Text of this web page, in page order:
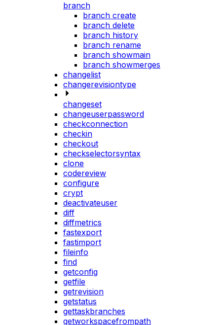
branch
branch create
branch delete
branch history
branch rename
branch showmain
branch showmerges
changelist
changerevisiontype
changeset
changeuserpassword
checkconnection
checkin
checkout
checkselectorsyntax
clone
codereview
configure
crypt
deactivateuser
diff
diffmetrics
fastexport
fastimport
fileinfo
find
getconfig
getfile
getrevision
getstatus
gettaskbranches
getworkspacefrompath